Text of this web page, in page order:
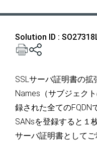
Solution ID : SO27318
SSLサーバ証明書の
Names（サブジェク
録された全てのFQDN
SANsを登録すると１
サーバ証明書としてご